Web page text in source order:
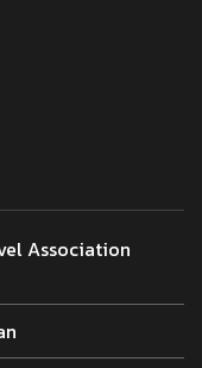
Association